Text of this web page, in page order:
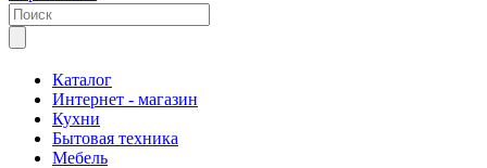
Каталог
Интернет - магазин
Кухни
Бытовая техника
Мебель